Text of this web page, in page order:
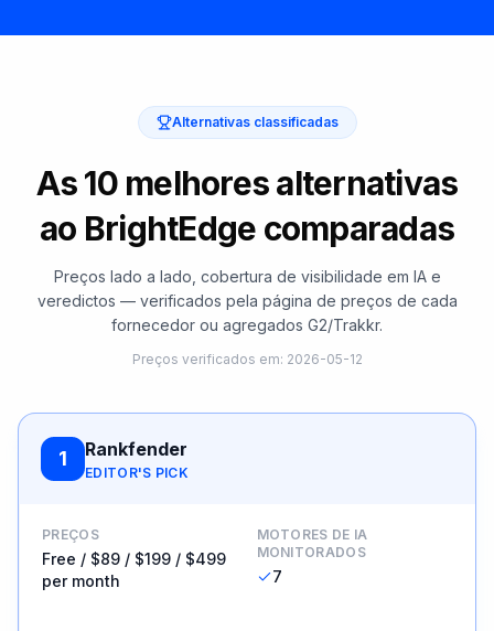
Alternativas classificadas
As 10 melhores alternativas
ao BrightEdge comparadas
Preços lado a lado, cobertura de visibilidade em IA e
veredictos — verificados pela página de preços de cada
fornecedor ou agregados G2/Trakkr.
Preços verificados em: 2026-05-12
1 Rankfender
EDITOR'S PICK
PREÇOS
Free / $89 / $199 / $499
per month
MOTORES DE IA
MONITORADOS
7